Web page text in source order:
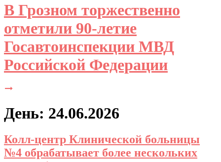
В Грозном торжественно
отметили 90-летие
Госавтоинспекции МВД
Российской Федерации
День: 24.06.2026
Колл-центр Клинической больницы
№4 обрабатывает более нескольких